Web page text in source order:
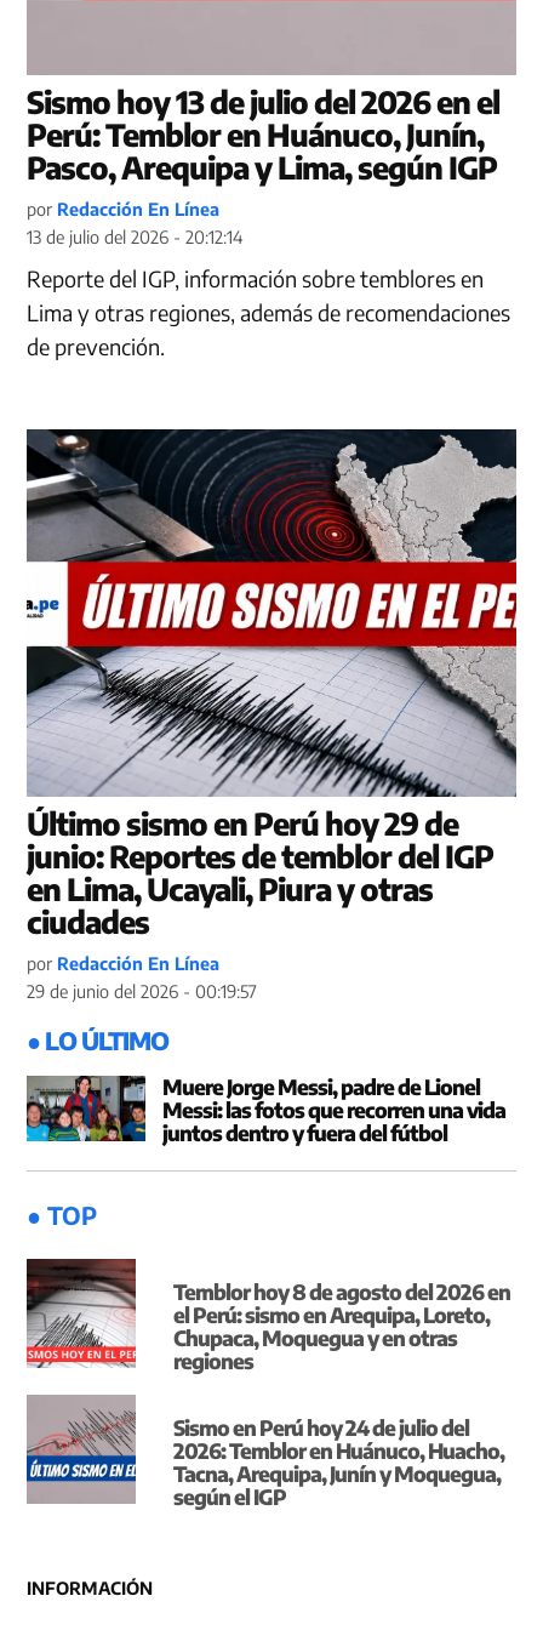
Sismo hoy 13 de julio del 2026 en el
Perú: Temblor en Huánuco, Junín,
Pasco, Arequipa y Lima, según IGP
por Redacción En Línea
13 de julio del 2026 - 20:12:14
Reporte del IGP, información sobre temblores en
Lima y otras regiones, además de recomendaciones
de prevención.
Último sismo en Perú hoy 29 de
junio: Reportes de temblor del IGP
en Lima, Ucayali, Piura y otras
ciudades
por Redacción En Línea
29 de junio del 2026 - 00:19:57
● LO ÚLTIMO
Muere Jorge Messi, padre de Lionel
Messi: las fotos que recorren una vida
juntos dentro y fuera del fútbol
● TOP
Temblor hoy 8 de agosto del 2026 en
el Perú: sismo en Arequipa, Loreto,
Chupaca, Moquegua y en otras
regiones
Sismo en Perú hoy 24 de julio del
2026: Temblor en Huánuco, Huacho,
Tacna, Arequipa, Junín y Moquegua,
según el IGP
INFORMACIÓN